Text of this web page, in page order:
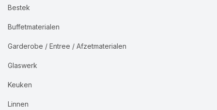
Bestek
Buffetmaterialen
Garderobe / Entree / Afzetmaterialen
Glaswerk
Keuken
Linnen